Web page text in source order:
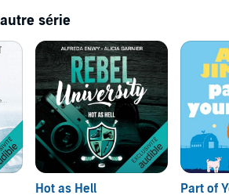
série
Hot as Hell
Part of